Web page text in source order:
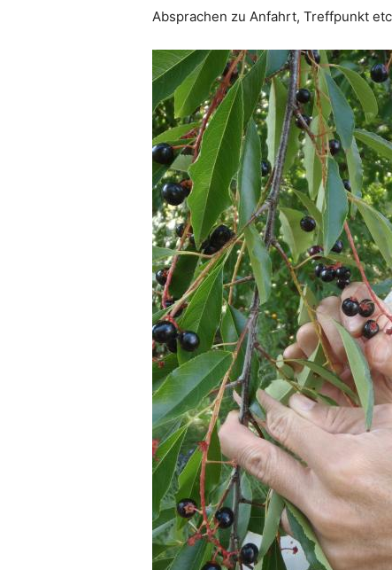
Absprachen zu Anfahrt, Treffpunkt